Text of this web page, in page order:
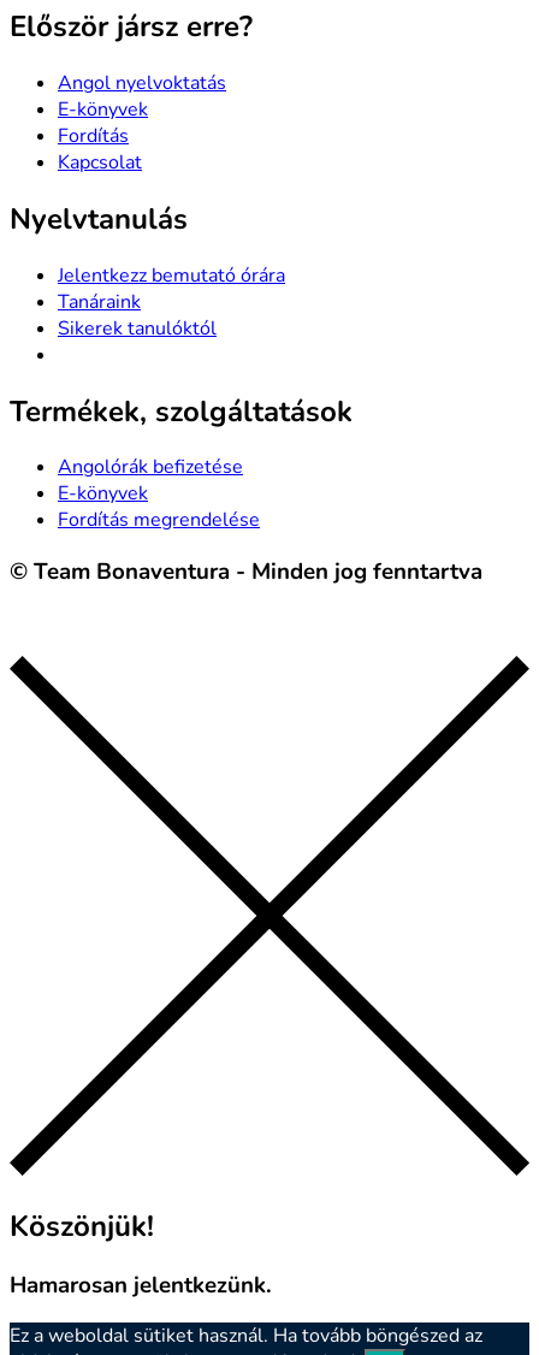
Először jársz erre?
Angol nyelvoktatás
E-könyvek
Fordítás
Kapcsolat
Nyelvtanulás
Jelentkezz bemutató órára
Tanáraink
Sikerek tanulóktól
Termékek, szolgáltatások
Angolórák befizetése
E-könyvek
Fordítás megrendelése
© Team Bonaventura - Minden jog fenntartva
Köszönjük!
Hamarosan jelentkezünk.
Ez a weboldal sütiket használ. Ha tovább böngészed az